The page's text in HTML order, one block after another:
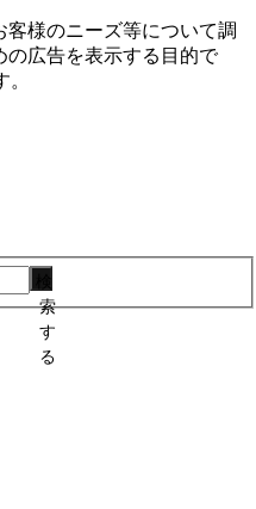
様のニーズ等について調
の広告を表⽰する⽬的で
索
す
る